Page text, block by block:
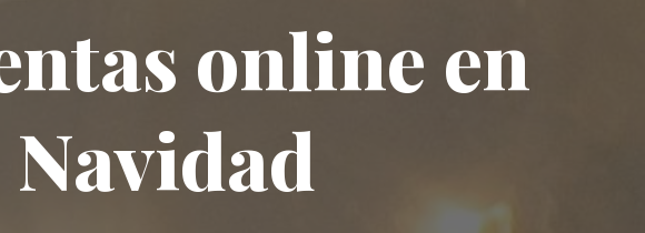
online en